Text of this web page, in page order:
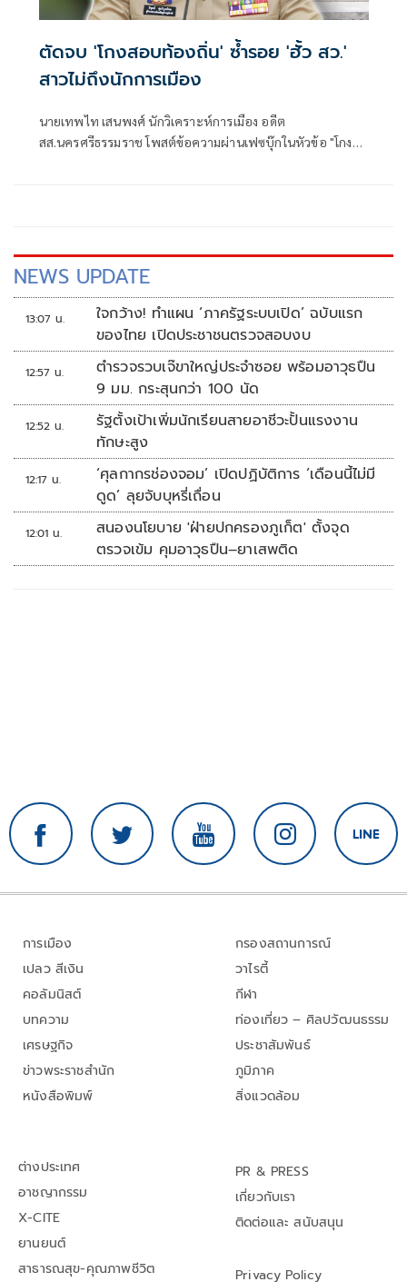
ตัดจบ 'โกงสอบท้องถิ่น' ซ้ำรอย 'ฮั้ว สว.'
สาวไม่ถึงนักการเมือง
นายเทพไท เสนพงศ์ นักวิเคราะห์การเมือง อดีต
สส.นครศรีธรรมราช โพสต์ข้อความผ่านเฟซบุ๊กในหัวข้อ "โกง
NEWS UPDATE
13:07 น.
ใจกว้าง! ทำแผน ‘ภาครัฐระบบเปิด’ ฉบับแรก
ของไทย เปิดประชาชนตรวจสอบงบ
12:57 น.
ตำรวจรวบเจ๊ขาใหญ่ประจำซอย พร้อมอาวุธปืน
9 มม. กระสุนกว่า 100 นัด
12:52 น.
รัฐตั้งเป้าเพิ่มนักเรียนสายอาชีวะปั้นแรงงาน
ทักษะสูง
12:17 น.
‘ศุลกากรช่องจอม’ เปิดปฏิบัติการ ‘เดือนนี้ไม่มี
ดูด’ ลุยจับบุหรี่เถื่อน
12:01 น.
สนองนโยบาย 'ฝ่ายปกครองภูเก็ต' ตั้งจุด
ตรวจเข้ม คุมอาวุธปืน–ยาเสพติด
การเมือง
เปลว สีเงิน
คอลัมนิสต์
บทความ
เศรษฐกิจ
ข่าวพระราชสำนัก
หนังสือพิมพ์
กรองสถานการณ์
วาไรตี้
กีฬา
ท่องเที่ยว – ศิลปวัฒนธรรม
ประชาสัมพันธ์
ภูมิภาค
สิ่งแวดล้อม
ต่างประเทศ
อาชญากรรม
X-CITE
ยานยนต์
สาธารณสุข-คุณภาพชีวิต
PR & PRESS
เกี่ยวกับเรา
ติดต่อและ สนับสนุน
Privacy Policy